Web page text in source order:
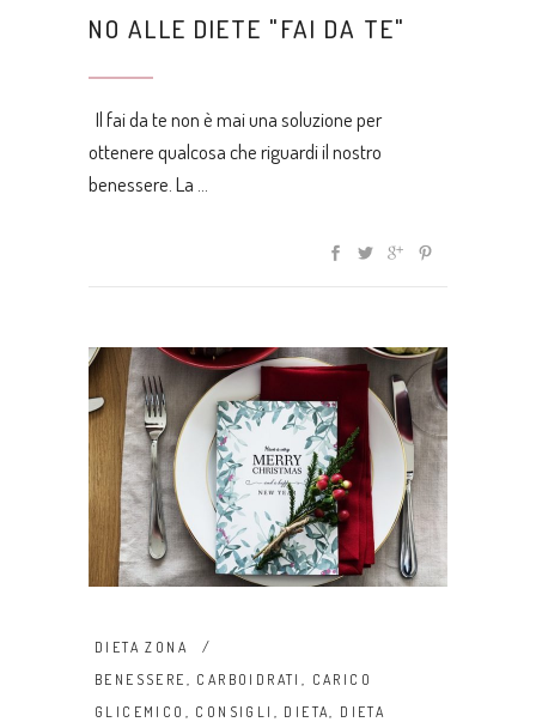
NO ALLE DIETE "FAI DA TE"
Il fai da te non è mai una soluzione per
ottenere qualcosa che riguardi il nostro
benessere. La
DIETA ZONA
BENESSERE
CARBOIDRATI
CARICO
GLICEMICO
CONSIGLI DIETA
DIETA